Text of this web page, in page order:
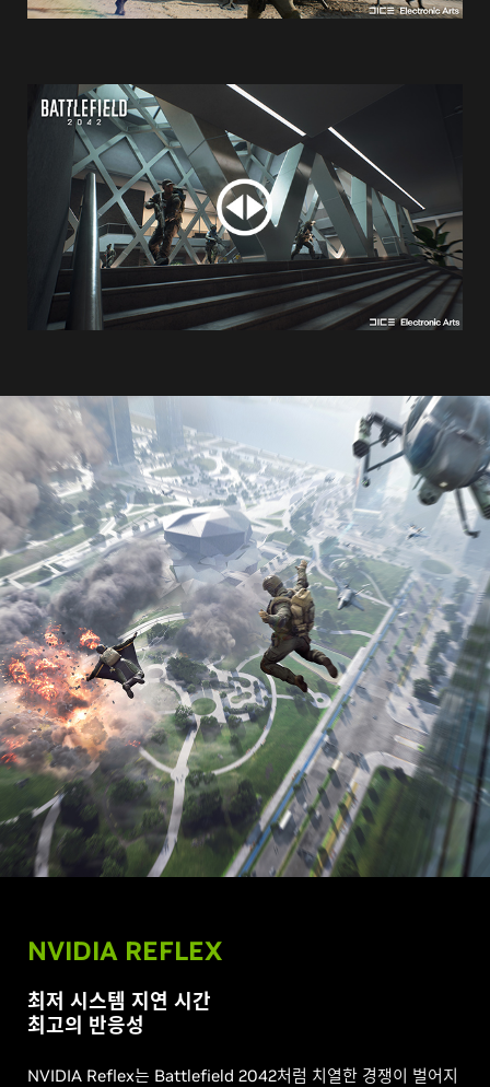
NVIDIA REFLEX
최저 시스템 지연 시간
최고의 반응성
NVIDIA Reflex는 Battlefield 2042처럼 치열한 경쟁이 벌어지